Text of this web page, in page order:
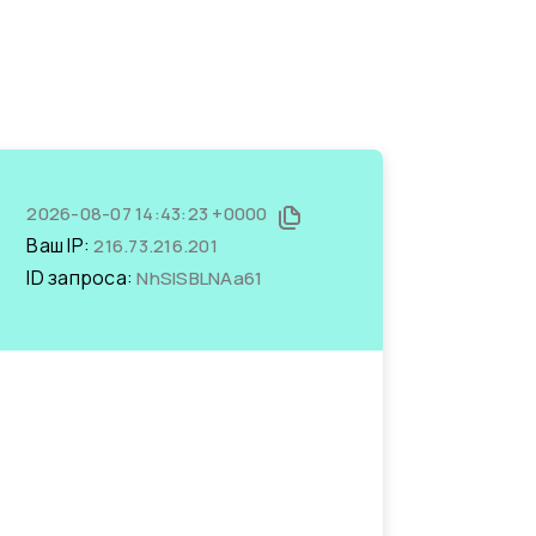
2026-08-07 14:43:23 +0000
Ваш IP:216.73.216.201
ID запроса:NhSISBLNAa61